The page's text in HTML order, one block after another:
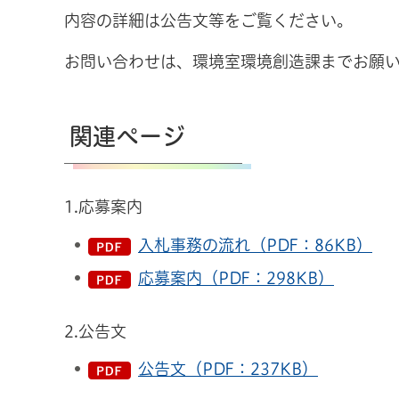
内容の詳細は公告文等をご覧ください。
お問い合わせは、環境室環境創造課までお願い
関連ページ
1.応募案内
入札事務の流れ（PDF：86KB）
応募案内（PDF：298KB）
2.公告文
公告文（PDF：237KB）